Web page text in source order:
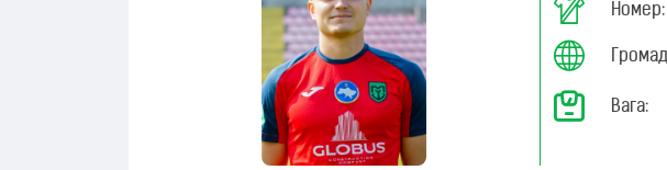
Номер:
Вага: